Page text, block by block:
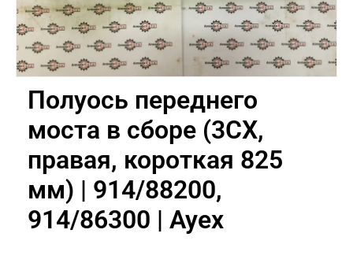
Полуось переднего
моста в сборе (3CX,
правая, короткая 825
мм) | 914/88200,
914/86300 | Ayex